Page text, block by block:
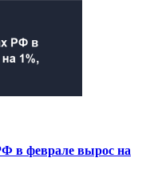
в феврале вырос на